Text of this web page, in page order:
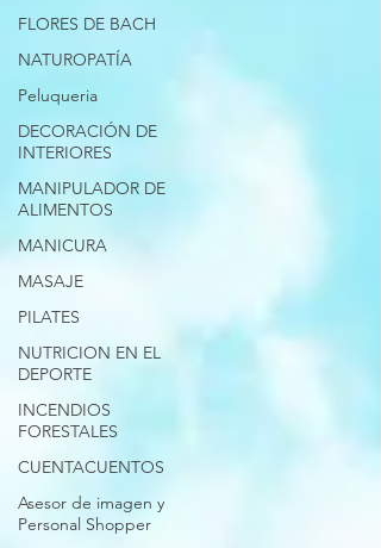
FLORES DE BACH
NATUROPATÍA
Peluqueria
DECORACIÓN DE
INTERIORES
MANIPULADOR DE
ALIMENTOS
MANICURA
MASAJE
PILATES
NUTRICION EN EL
DEPORTE
INCENDIOS
FORESTALES
CUENTACUENTOS
Asesor de imagen y
Personal Shopper